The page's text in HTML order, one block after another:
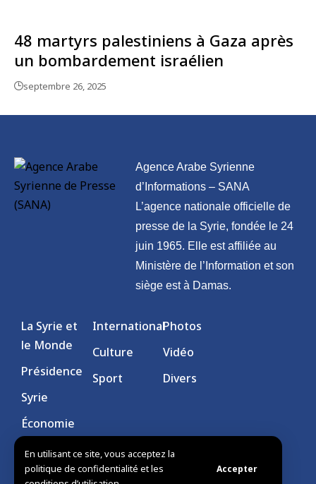
En utilisant ce site, vous acceptez la
politique de confidentialité et les
Accepter
48 martyrs palestiniens à Gaza après
un bombardement israélien
septembre 26, 2025
Agence Arabe Syrienne
d’Informations – SANA
L’agence nationale officielle de
presse de la Syrie, fondée le 24
juin 1965. Elle est affiliée au
Ministère de l’Information et son
siège est à Damas.
La Syrie et
le Monde
Présidence
Syrie
Économie
International
Culture
Sport
Photos
Vidéo
Divers